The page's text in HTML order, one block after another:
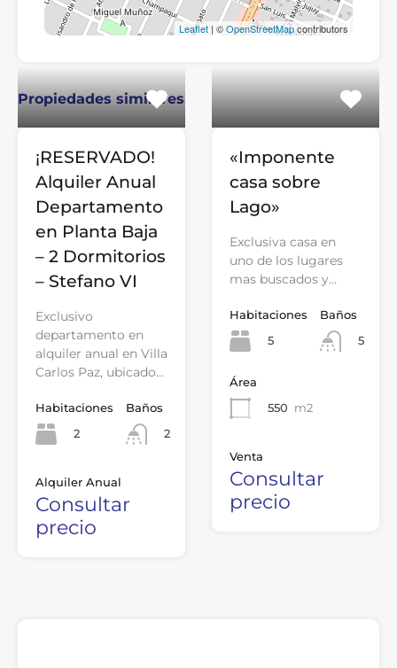
Leaflet | ©OpenStreetMapcontributors
Propiedades similares
¡RESERVADO!
Alquiler Anual
Departamento
en Planta Baja
– 2 Dormitorios
– Stefano VI
Exclusivo
departamento en
alquiler anual en Villa
Carlos Paz, ubicado…
Habitaciones
2
Baños
2
Alquiler Anual
Consultar
precio
«Imponente
casa sobre
Lago»
Exclusiva casa en
uno de los lugares
mas buscados y…
Habitaciones
5
Baños
5
Área
550 m2
Venta
Consultar
precio